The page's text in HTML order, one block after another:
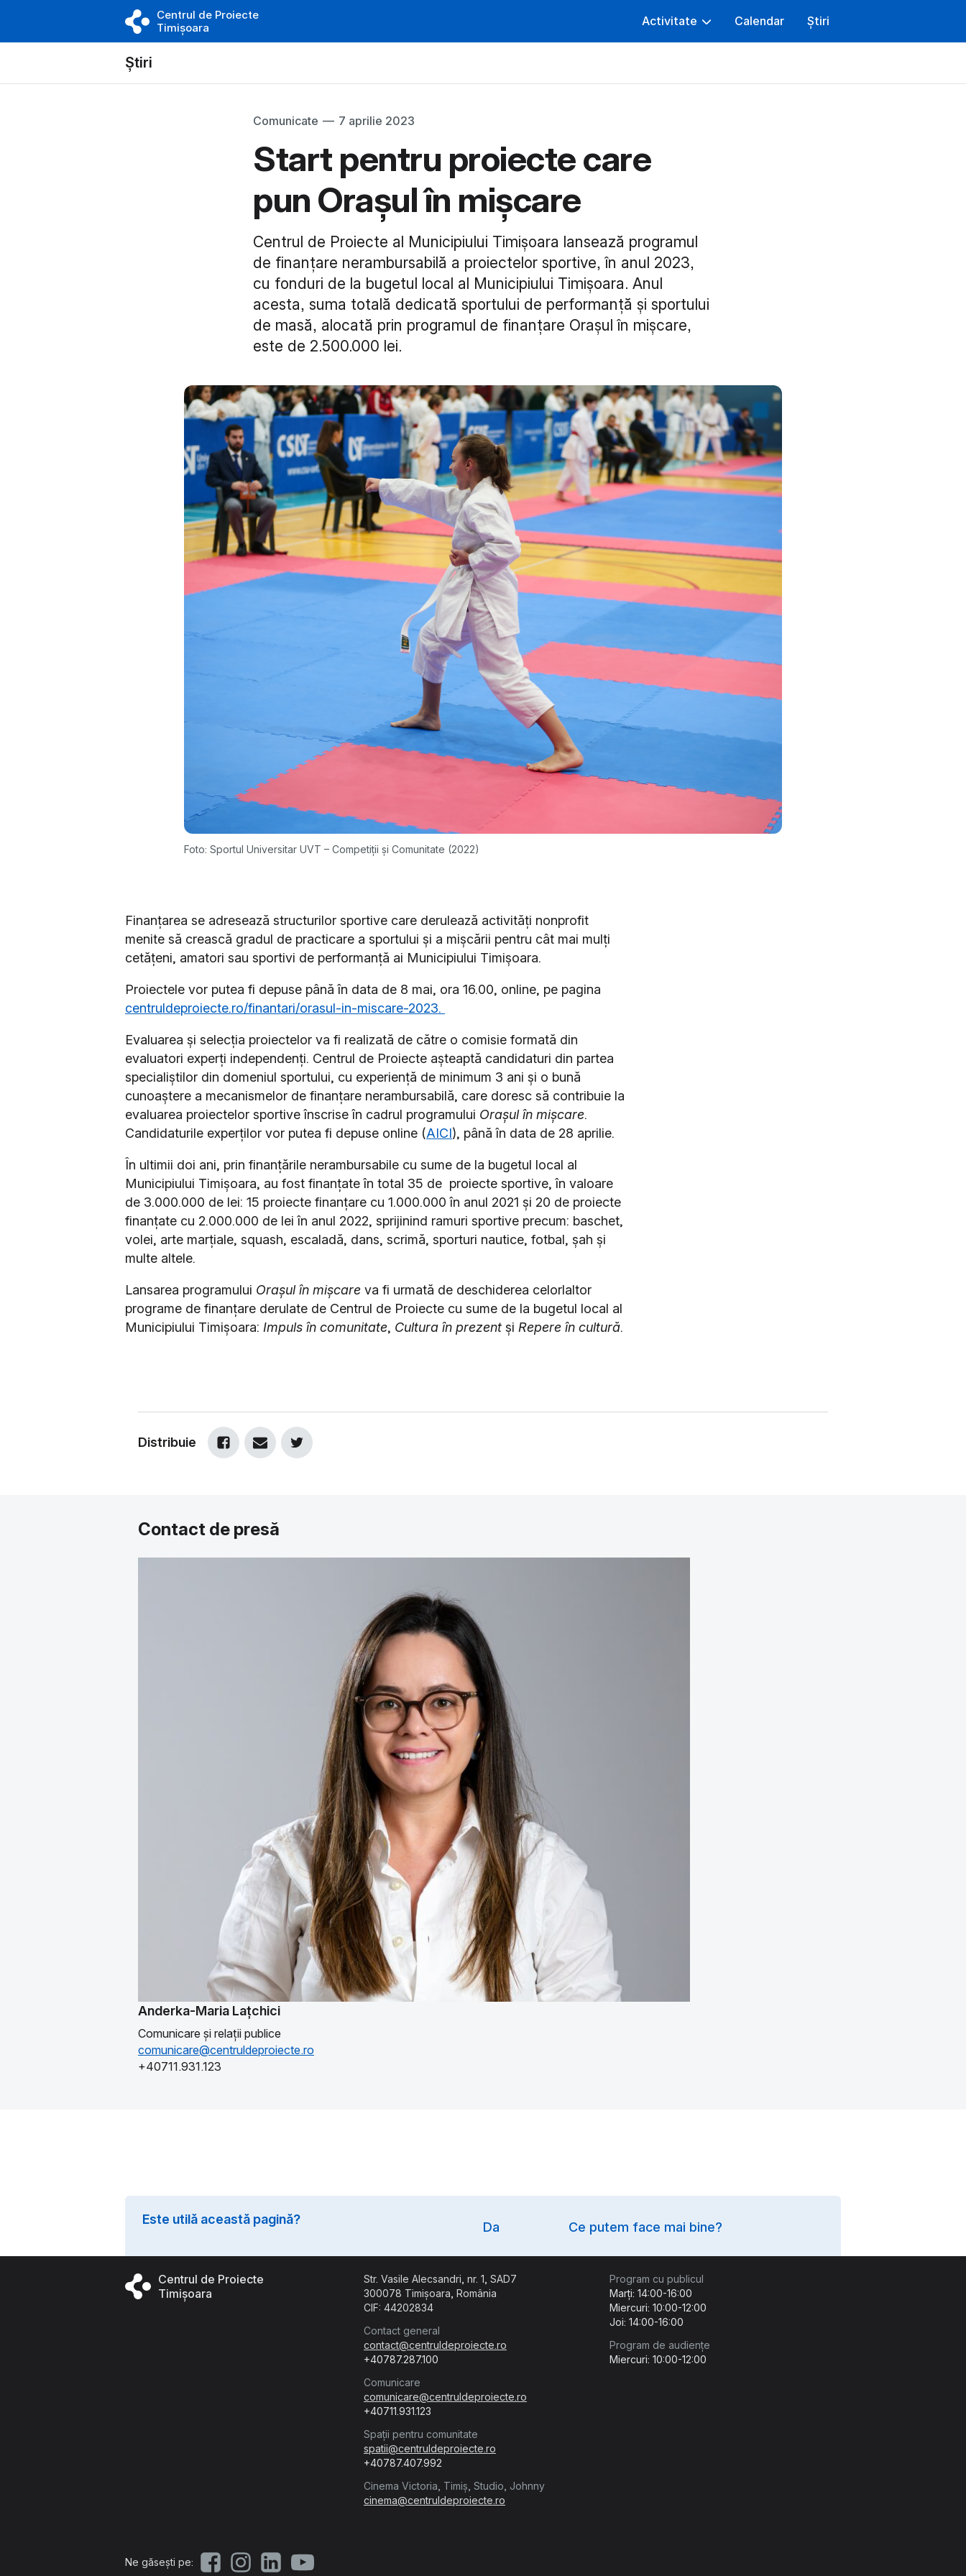
Centrul de Proiecte
Timișoara
Activitate Calendar Știri
Știri
Comunicate — 7 aprilie 2023
Start pentru proiecte care
pun Orașul în mișcare
Centrul de Proiecte al Municipiului Timișoara lansează programul
de finanțare nerambursabilă a proiectelor sportive, în anul 2023,
cu fonduri de la bugetul local al Municipiului Timișoara. Anul
acesta, suma totală dedicată sportului de performanță și sportului
de masă, alocată prin programul de finanțare Orașul în mișcare,
este de 2.500.000 lei.
Foto: Sportul Universitar UVT – Competiții și Comunitate (2022)
Finanțarea se adresează structurilor sportive care derulează activități nonprofit
menite să crească gradul de practicare a sportului și a mișcării pentru cât mai mulți
cetățeni, amatori sau sportivi de performanță ai Municipiului Timișoara.
Proiectele vor putea fi depuse până în data de 8 mai, ora 16.00, online, pe pagina
centruldeproiecte.ro/finantari/orasul-in-miscare-2023.
Evaluarea și selecția proiectelor va fi realizată de către o comisie formată din
evaluatori experți independenți. Centrul de Proiecte așteaptă candidaturi din partea
specialiștilor din domeniul sportului, cu experiență de minimum 3 ani și o bună
cunoaștere a mecanismelor de finanțare nerambursabilă, care doresc să contribuie la
evaluarea proiectelor sportive înscrise în cadrul programului Orașul în mișcare.
Candidaturile experților vor putea fi depuse online (AICI), până în data de 28 aprilie.
În ultimii doi ani, prin finanțările nerambursabile cu sume de la bugetul local al
Municipiului Timișoara, au fost finanțate în total 35 de proiecte sportive, în valoare
de 3.000.000 de lei: 15 proiecte finanțare cu 1.000.000 în anul 2021 și 20 de proiecte
finanțate cu 2.000.000 de lei în anul 2022, sprijinind ramuri sportive precum: baschet,
volei, arte marțiale, squash, escaladă, dans, scrimă, sporturi nautice, fotbal, șah și
multe altele.
Lansarea programului Orașul în mișcare va fi urmată de deschiderea celorlaltor
programe de finanțare derulate de Centrul de Proiecte cu sume de la bugetul local al
Municipiului Timișoara: Impuls în comunitate, Cultura în prezent și Repere în cultură.
Distribuie
Contact de presă
Anderka-Maria Lațchici
Comunicare și relații publice
comunicare@centruldeproiecte.ro
+40711.931.123
Este utilă această pagină?
Da Ce putem face mai bine?
Centrul de Proiecte
Timișoara
Str. Vasile Alecsandri, nr. 1, SAD7
300078 Timișoara, România
CIF: 44202834
Contact general
contact@centruldeproiecte.ro
+40787.287.100
Comunicare
comunicare@centruldeproiecte.ro
+40711.931.123
Spații pentru comunitate
spatii@centruldeproiecte.ro
+40787.407.992
Cinema Victoria, Timiș, Studio, Johnny
cinema@centruldeproiecte.ro
Program cu publicul
Marți: 14:00-16:00
Miercuri: 10:00-12:00
Joi: 14:00-16:00
Program de audiențe
Miercuri: 10:00-12:00
Ne găsești pe: